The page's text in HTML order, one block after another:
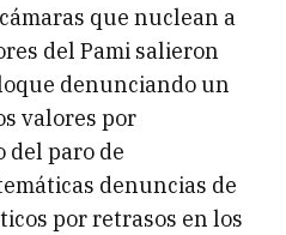
que nuclean a
del Pami salieron
denunciando un
valores por
del paro de
denuncias de
por retrasos en los